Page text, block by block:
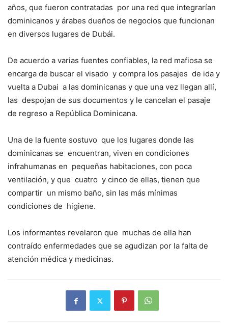
años, que fueron contratadas por una red que integrarían
dominicanos y árabes dueños de negocios que funcionan
en diversos lugares de Dubái.
De acuerdo a varias fuentes confiables, la red mafiosa se
encarga de buscar el visado y compra los pasajes de ida y
vuelta a Dubai a las dominicanas y que una vez llegan allí,
las despojan de sus documentos y le cancelan el pasaje
de regreso a República Dominicana.
Una de la fuente sostuvo que los lugares donde las
dominicanas se encuentran, viven en condiciones
infrahumanas en pequeñas habitaciones, con poca
ventilación, y que cuatro y cinco de ellas, tienen que
compartir un mismo baño, sin las más mínimas
condiciones de higiene.
Los informantes revelaron que muchas de ella han
contraído enfermedades que se agudizan por la falta de
atención médica y medicinas.